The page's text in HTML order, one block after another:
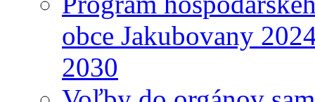
obce Jakubovany
2030